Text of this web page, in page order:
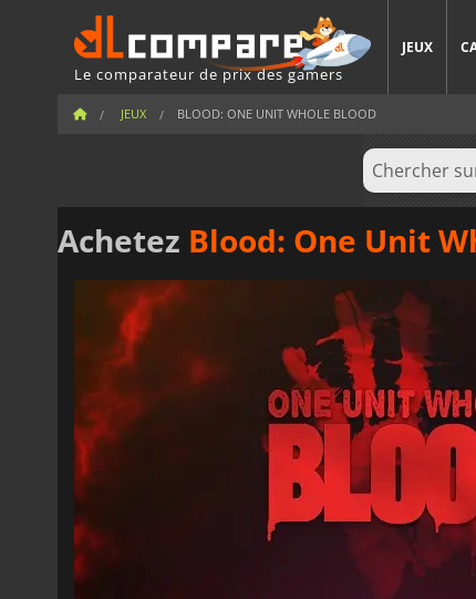
Le comparateur de prix des gamers
JEUX
JEUX BLOOD: ONE UNIT WHOLE BLOOD
Achetez Blood: One Unit